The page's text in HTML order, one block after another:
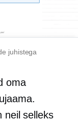
juhistega
oma
neil selleks